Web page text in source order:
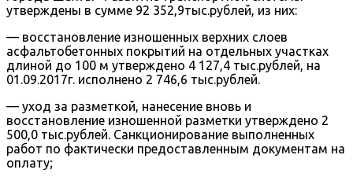
утверждены в сумме 92 352,9тыс.рублей, из них:
— восстановление изношенных верхних слоев
асфальтобетонных покрытий на отдельных участках
длиной до 100 м утверждено 4 127,4 тыс.рублей, на
01.09.2017г. исполнено 2 746,6 тыс.рублей.
— уход за разметкой, нанесение вновь и
восстановление изношенной разметки утверждено 2
500,0 тыс.рублей. Санкционирование выполненных
работ по фактически предоставленным документам на
оплату;